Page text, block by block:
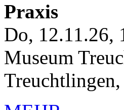
Praxis
Do, 12.11.26,
Museum